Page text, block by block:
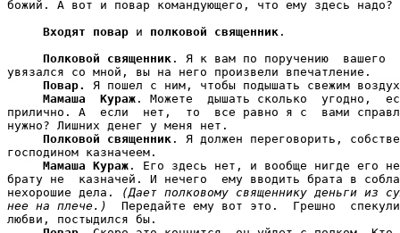
божий. А вот и повар командующего, что ему здесь надо?
Входят повар и полковой священник .
Полковой священник . Я к вам по поручению  вашего
увязался со мной, вы на него произвели впечатление.
Повар.
Я пошел с ним, чтобы подышать свежим
Мамаша  Кураж . Можете  дышать сколько  угодно,
прилично. А  если  нет,  то  все равно я с  вами
нужно? Лишних денег у меня нет.
Полковой священник . Я должен переговорить,
господином казначеем.
Мамаша Кураж . Его здесь нет, и вообще нигде его
брату не  казначей. И нечего  ему вводить брата в
нехорошие дела.
(Дает полковому священнику деньги из
нее на плече.)
Передайте ему вот это.  Грешно
любви, постыдился бы.